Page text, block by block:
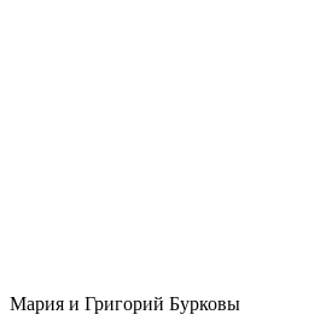
Мария и Григорий Бурковы